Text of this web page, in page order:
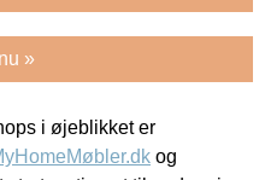
»
i øjeblikket er
og